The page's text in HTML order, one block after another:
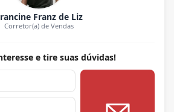
Franz de Liz
Corretor(a) de Vendas
e tire suas dúvidas!